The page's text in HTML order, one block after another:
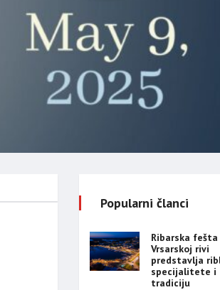
Popularni članci
Ribarska fešta
Vrsarskoj rivi
predstavlja
specijalitete i
tradiciju